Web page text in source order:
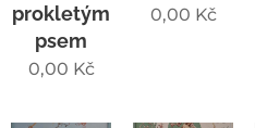
prokletým
psem
0,00 Kč
0,00 Kč